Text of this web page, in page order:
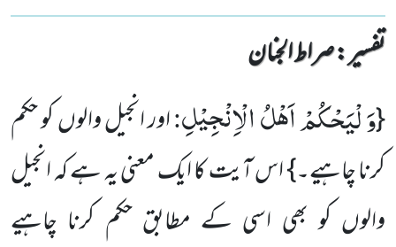
تفسیر : ‎صراط الجنان
{وَ لْیَحْكُمْ اَهْلُ الْاِنْجِیْلِ:اور انجیل والوں کو حکم
کرنا چاہیے۔} اس آیت کا ایک معنی یہ ہے کہ انجیل
والوں کو بھی اسی کے مطابق حکم کرنا چاہیے